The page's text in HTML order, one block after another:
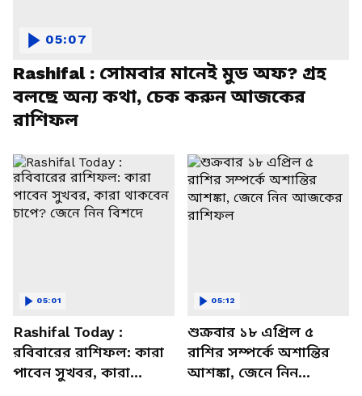
Rashifal : সোমবার মানেই মুড অফ? গ্রহ
বলছে অন্য কথা, চেক করুন আজকের
রাশিফল
05:07
Rashifal Today :
রবিবারের রাশিফল: কারা
পাবেন সুখবর, কারা
05:01
শুক্রবার ১৮ এপ্রিল ৫
রাশির সম্পর্কে অশান্তির
আশঙ্কা, জেনে নিন
05:12